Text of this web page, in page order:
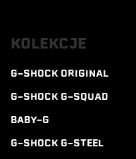
KOLEKCJE
G-SHOCK ORIGINAL
G-SHOCK G-SQUAD
BABY-G
G-SHOCK G-STEEL